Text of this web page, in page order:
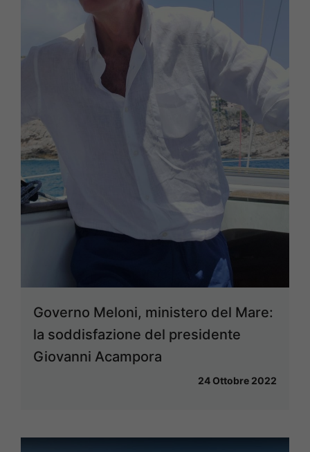
Governo Meloni, ministero del Mare:
la soddisfazione del presidente
Giovanni Acampora
24 Ottobre 2022